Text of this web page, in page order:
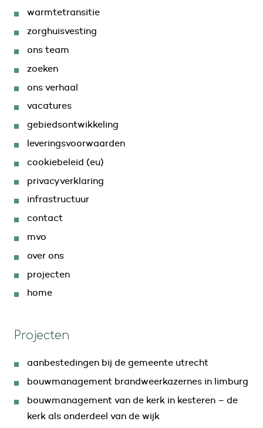
warmtetransitie
zorghuisvesting
ons team
zoeken
ons verhaal
vacatures
gebiedsontwikkeling
leveringsvoorwaarden
cookiebeleid (eu)
privacyverklaring
infrastructuur
contact
mvo
over ons
projecten
home
Projecten
aanbestedingen bij de gemeente utrecht
bouwmanagement brandweerkazernes in limburg
bouwmanagement van de kerk in kesteren – de
kerk als onderdeel van de wijk